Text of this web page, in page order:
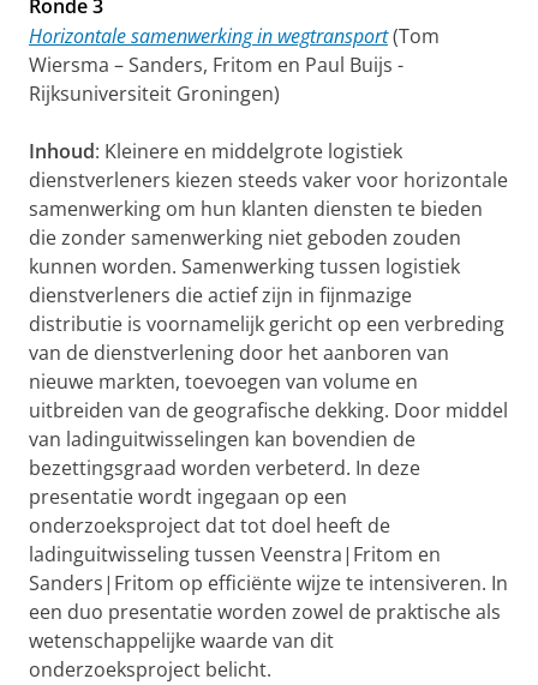
Ronde 3
Horizontale samenwerking in wegtransport(Tom
Wiersma – Sanders, Fritom en Paul Buijs -
Rijksuniversiteit Groningen)
Inhoud: Kleinere en middelgrote logistiek
dienstverleners kiezen steeds vaker voor horizontale
samenwerking om hun klanten diensten te bieden
die zonder samenwerking niet geboden zouden
kunnen worden. Samenwerking tussen logistiek
dienstverleners die actief zijn in fijnmazige
distributie is voornamelijk gericht op een verbreding
van de dienstverlening door het aanboren van
nieuwe markten, toevoegen van volume en
uitbreiden van de geografische dekking. Door middel
van ladinguitwisselingen kan bovendien de
bezettingsgraad worden verbeterd. In deze
presentatie wordt ingegaan op een
onderzoeksproject dat tot doel heeft de
ladinguitwisseling tussen Veenstra|Fritom en
Sanders|Fritom op efficiënte wijze te intensiveren. In
een duo presentatie worden zowel de praktische als
wetenschappelijke waarde van dit
onderzoeksproject belicht.